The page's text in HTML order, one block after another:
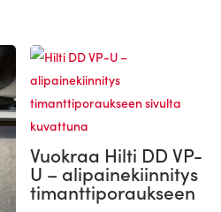
5
Vuokraa Hilti DD VP-
U – alipainekiinnitys
timanttiporaukseen